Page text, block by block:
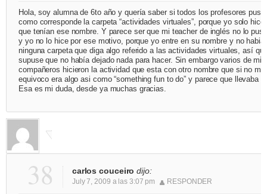
Hola, soy alumna de 6to año y quería saber si todos los profesores
como corresponde la carpeta “actividades virtuales”, porque yo solo hice
que tenían ese nombre. Y parece ser que mi teacher de inglés no lo
y yo no lo hice por ese motivo, porque yo entre en su nombre y no habia
ninguna carpeta que diga algo referido a las actividades virtuales, así
supuse que no había dejado nada para hacer. Sin embargo varios de mis
compañeros hicieron la actividad que esta con otro nombre que si no me
equivoco era algo asi como “something fun to do” y parece que llevaba
Esa es mi duda, desde ya muchas gracias.
38 carlos couceiro dijo:
July 7, 2009 a las 3:07 pm RESPONDER